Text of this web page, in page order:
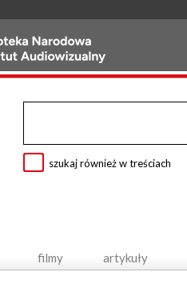
szukaj również w treściach
filmy artykuły